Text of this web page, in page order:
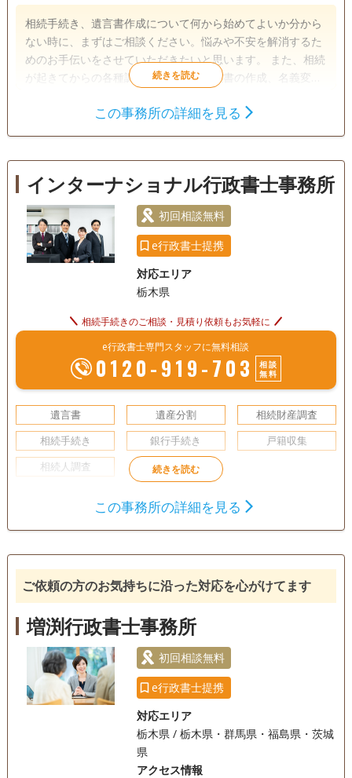
相続手続き、遺言書作成について何から始めてよいか分から
ない時に、まずはご相談ください。悩みや不安を解消するた
めのお手伝いをさせていただきたいと思います。 また、相続
が起きてからの各種調査、遺産分割協議書の作成、名義変更
ですので、お気軽にお電話ください。
遺産分割
電話相談可 訪問可 土日相談可 初回相談無料
オンライン面談可 事務所面談可
この事務所の詳細を見る
インターナショナル行政書士事務所
初回相談無料
e行政書士提携
対応エリア
栃木県
相続手続きのご相談・見積り依頼もお気軽に
e行政書士専門スタッフに無料相談
0120-919-703
相談
無料
遺言書 遺産分割
相続財産調査
相続手続き
銀行手続き
戸籍収集
相続人調査
初回相談無料 事務所面談可
この事務所の詳細を見る
ご依頼の方のお気持ちに沿った対応を心がけてます
増渕行政書士事務所
初回相談無料
e行政書士提携
対応エリア
栃木県 / 栃木県・群馬県・福島県・茨城
県
アクセス情報